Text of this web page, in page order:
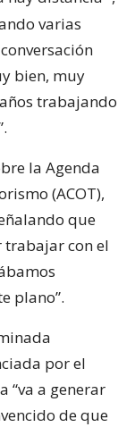
varias
bien, muy
trabajando
la Agenda
(ACOT),
que
trabajar con el
plano”.
por el
“va a generar
de que